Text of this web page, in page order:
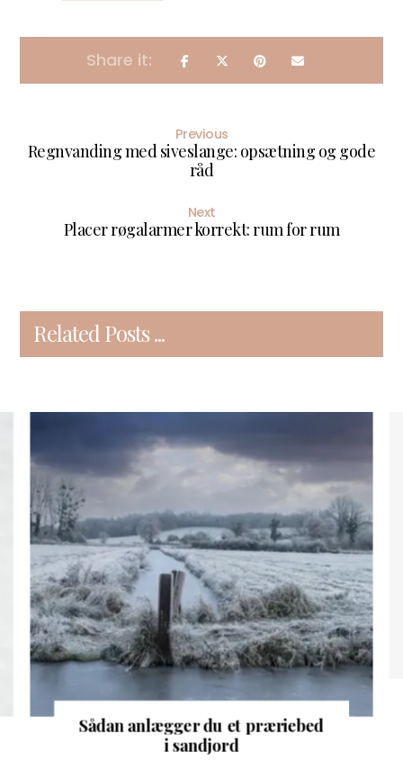
Previous
Regnvanding med siveslange: opsætning og gode
råd
Next
Placer røgalarmer korrekt: rum for rum
Related Posts ...
Sådan anlægger du et præriebed
i sandjord